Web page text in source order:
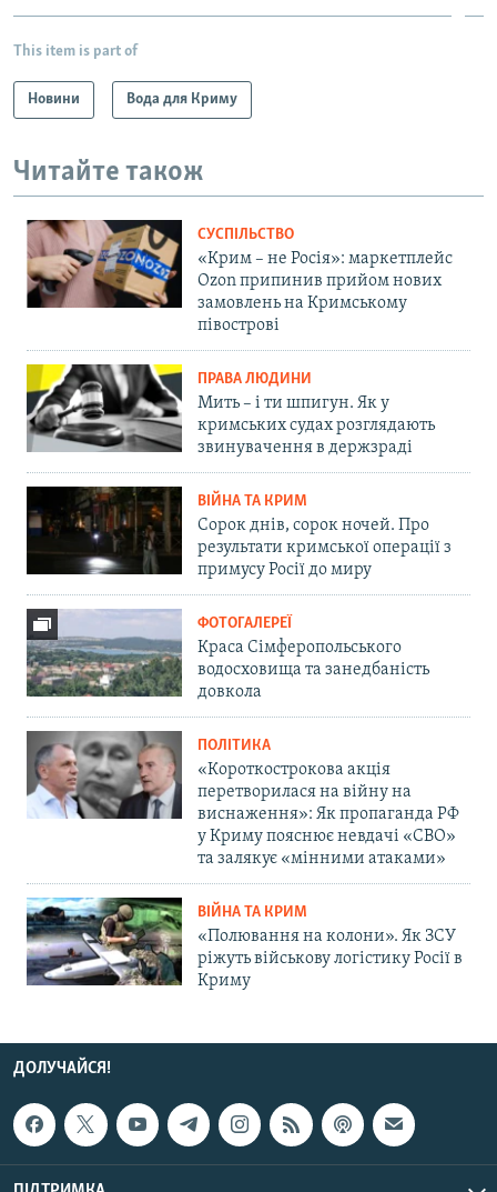
This item is part of
Новини Вода для Криму
Читайте також
СУСПІЛЬСТВО
«Крим – не Росія»: маркетплейс
Ozon припинив прийом нових
замовлень на Кримському
півострові
ПРАВА ЛЮДИНИ
Мить – і ти шпигун. Як у
кримських судах розглядають
звинувачення в держзраді
ВІЙНА ТА КРИМ
Сорок днів, сорок ночей. Про
результати кримської операції з
примусу Росії до миру
ФОТОГАЛЕРЕЇ
Краса Сімферопольського
водосховища та занедбаність
довкола
ПОЛІТИКА
«Короткострокова акція
перетворилася на війну на
виснаження»: Як пропаганда РФ
у Криму пояснює невдачі «СВО»
та залякує «мінними атаками»
ВІЙНА ТА КРИМ
«Полювання на колони». Як ЗСУ
ріжуть військову логістику Росії в
Криму
ДОЛУЧАЙСЯ!